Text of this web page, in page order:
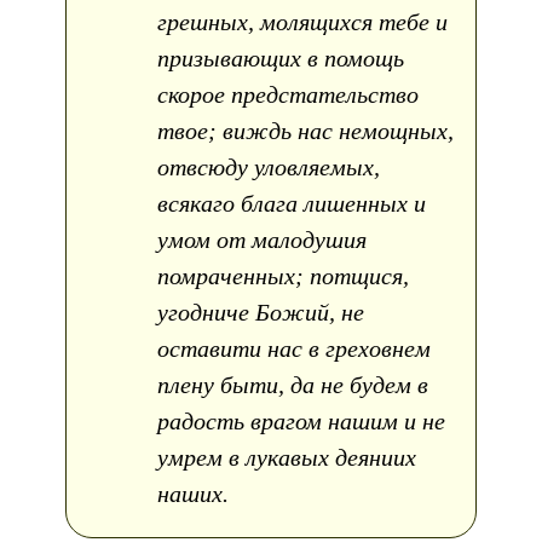
грешных, молящихся тебе и
призывающих в помощь
скорое предстательство
твое; виждь нас немощных,
отвсюду уловляемых,
всякаго блага лишенных и
умом от малодушия
помраченных; потщися,
угодниче Божий, не
оставити нас в греховнем
плену быти, да не будем в
радость врагом нашим и не
умрем в лукавых деяниих
наших.